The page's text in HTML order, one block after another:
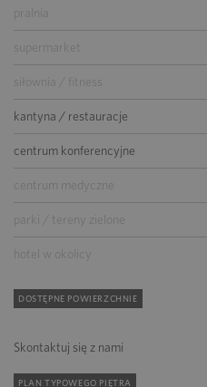
supermarket
siłownia / fitness
kantyna / restauracje
centrum konferencyjne
centrum medyczne
parki / tereny zielone
hotel w okolicy
DOSTĘPNE POWIERZCHNIE
Skontaktuj się z nami
PLAN TYPOWEGO PIĘTRA